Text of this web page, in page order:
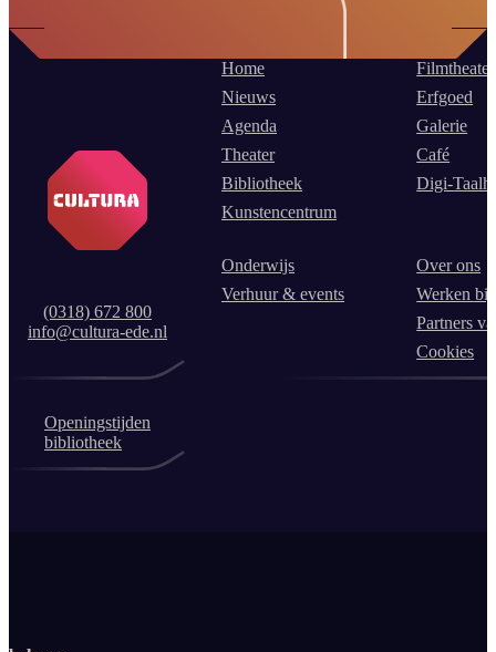
(0318) 672 800
info@cultura-ede.nl
Home
Nieuws
Agenda
Theater
Bibliotheek
Kunstencentrum
Filmtheater
Erfgoed
Galerie
Café
Digi-
Onderwijs
Verhuur & events
Over ons
Werken
Partners
Cookies
Openingstijden
bibliotheek